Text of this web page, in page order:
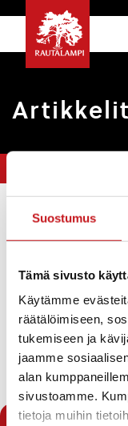
Suostumus
Tämä sivusto
Käytämme
räätälöimiseen,
tukemiseen ja
jaamme
alan
sivustoamme.
tietoja muihin
Artikkelit
Kirkonkylän
12.6.2019
Kunnanhallitus on
rakennuslain 201§:n
osayleiskaava tulee
lainvoiman kaava-
valitus/